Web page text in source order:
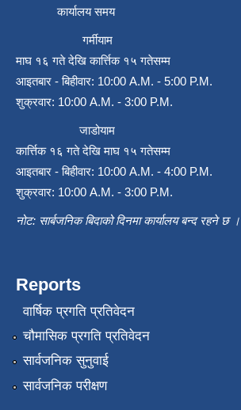
कार्यालय समय
गर्मीयाम
माघ १६ गते देखि कार्त्तिक १५ गतेसम्म
आइतबार - बिहीवार: 10:00 A.M. - 5:00 P.M.
शुक्रवार: 10:00 A.M. - 3:00 P.M.
जाडोयाम
कार्त्तिक १६ गते देखि माघ १५ गतेसम्म
आइतबार - बिहीवार: 10:00 A.M. - 4:00 P.M.
शुक्रवार: 10:00 A.M. - 3:00 P.M.
नोट: सार्बजनिक बिदाको दिनमा कार्यालय बन्द रहने छ ।
Reports
वार्षिक प्रगति प्रतिवेदन
चौमासिक प्रगति प्रतिवेदन
सार्वजनिक सुनुवाई
सार्वजनिक परीक्षण